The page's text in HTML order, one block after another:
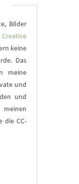
Bilder
Creative
keine
Das
meine
und
und
meinen
die CC-